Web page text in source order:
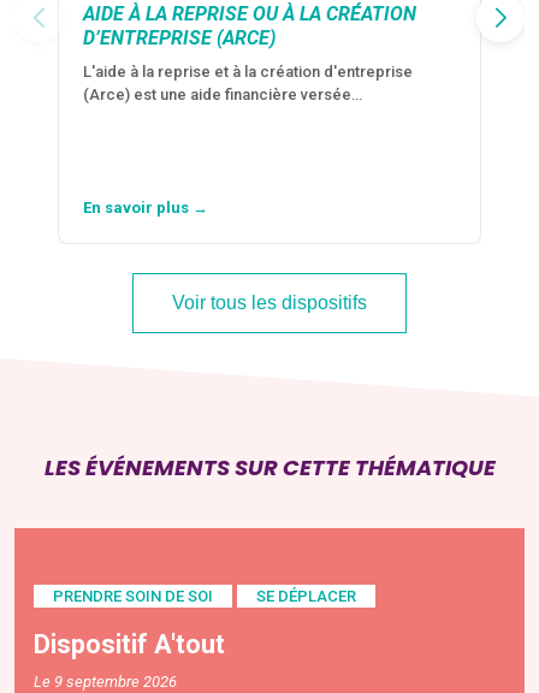
AIDE À LA REPRISE OU À LA CRÉATION
D’ENTREPRISE (ARCE)
L'aide à la reprise et à la création d'entreprise
(Arce) est une aide financière versée…
En savoir plus →
Voir tous les dispositifs
LES ÉVÉNEMENTS SUR CETTE THÉMATIQUE
PRENDRE SOIN DE SOI SE DÉPLACER
Dispositif A'tout
Le 9 septembre 2026